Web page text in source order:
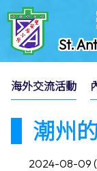
St.
海外交流活動
潮州
2024-08-09